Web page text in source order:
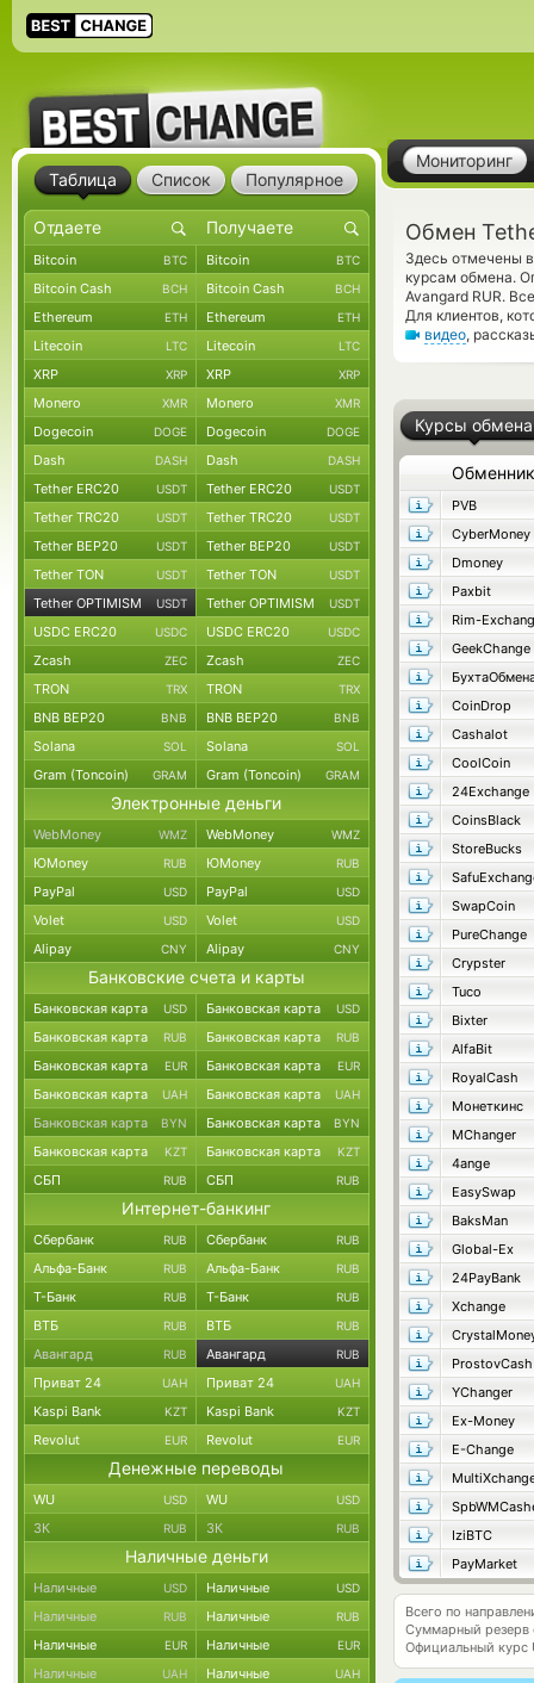
Мониторинг
Обмен
Здесь отмечены
курсам обмена.
Avangard RUR.
Для клиентов,
видео,
Курсы обмена
Обменник
PVB
CyberMoney
Dmoney
Paxbit
Rim-
GeekChange
CoinDrop
Cashalot
CoolCoin
24Exchange
CoinsBlack
StoreBucks
SwapCoin
PureChange
Crypster
Tuco
Bixter
AlfaBit
RoyalCash
Монеткинс
MChanger
4ange
EasySwap
BaksMan
Global-Ex
24PayBank
Xchange
ProstovCash
YChanger
Ex-Money
E-Change
IziBTC
PayMarket
Всего по
Суммарный резерв
Официальный курс
Таблица Список Популярное
Bitcoin BTC Bitcoin BTC
Bitcoin Cash BCH Bitcoin Cash BCH
Ethereum ETH Ethereum ETH
Litecoin LTC Litecoin LTC
XRP XRP XRP XRP
Monero XMR Monero XMR
Dogecoin DOGE Dogecoin DOGE
Dash DASH Dash DASH
Tether ERC20 USDT Tether ERC20 USDT
Tether TRC20 USDT Tether TRC20 USDT
Tether BEP20 USDT Tether BEP20 USDT
Tether TON USDT Tether TON USDT
Tether OPTIMISM USDT Tether OPTIMISM USDT
USDC ERC20 USDC USDC ERC20 USDC
Zcash ZEC Zcash ZEC
TRON TRX TRON TRX
BNB BEP20 BNB BNB BEP20 BNB
Solana SOL Solana SOL
Gram (Toncoin) GRAM Gram (Toncoin) GRAM
Электронные деньги
WebMoney WMZ WebMoney WMZ
ЮMoney RUB ЮMoney RUB
PayPal USD PayPal USD
Volet USD Volet USD
Alipay CNY Alipay CNY
Банковские счета и карты
Банковская карта USD Банковская карта USD
Банковская карта RUB Банковская карта RUB
Банковская карта EUR Банковская карта EUR
Банковская карта UAH Банковская карта UAH
Банковская карта BYN Банковская карта BYN
Банковская карта KZT Банковская карта KZT
СБП RUB СБП RUB
Интернет-банкинг
Сбербанк RUB Сбербанк RUB
Альфа-Банк RUB Альфа-Банк RUB
Т-Банк RUB Т-Банк RUB
ВТБ RUB ВТБ RUB
Авангард RUB Авангард RUB
Приват 24 UAH Приват 24 UAH
Kaspi Bank KZT Kaspi Bank KZT
Revolut EUR Revolut EUR
Денежные переводы
WU USD WU USD
ЗК RUB ЗК RUB
Наличные деньги
Наличные USD Наличные USD
Наличные RUB Наличные RUB
Наличные EUR Наличные EUR
Наличные UAH Наличные UAH